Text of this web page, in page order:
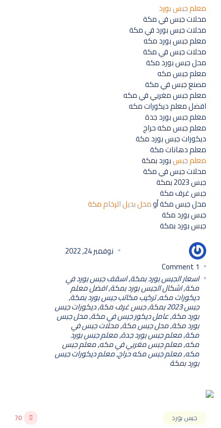
معلم جبس بورد
محلات جبس في مكة
محلات جبس بورد في مكة
معلم جبس بورد مكه
محلات جبس في مكة
محل جبس بورد مكة
معلم جبس مكه
مصنع جبس في مكة
معلم جبس مغربي في مكه
افضل معلم ديكورات مكه
معلم جبس بورد جدة
معلم جبس مكه حراج
ديكورات جبس بورد مكة
معلم دهانات مكة
معلم جبسبورد بمكة
محلات جبس في مكة
جبس 2023 بمكة
جبس غرف مكة
محل جبس مكة أومحل بديل الرخام مكة
جبس بورد مكة
جبس بورد بمكة
نوفمبر 24, 2022
1
اسعار الجبس بورد بمكة,اسقف جبس بورد في
مكة,اشكال الجبس بورد بمكة,افضل معلم
ديكورات مكه,تركيب مكاتب جبس بورد بمكة,
جبس 2023 بمكة ,جبس غرف مكة,ديكورات جبس
بورد مكة,عامل ديكور جبس في مكة,محل جبس
بورد مكة,محل جبس مكة,محلات جبس في
مكة,معلم جبس بورد جدة,معلم جبس بورد
مكه,معلم جبس مغربي في مكه,معلم جبس
مكه,معلم جبس مكه حراج,معلم ديكورات جبس
بورد بمكة
جبس بورد 70